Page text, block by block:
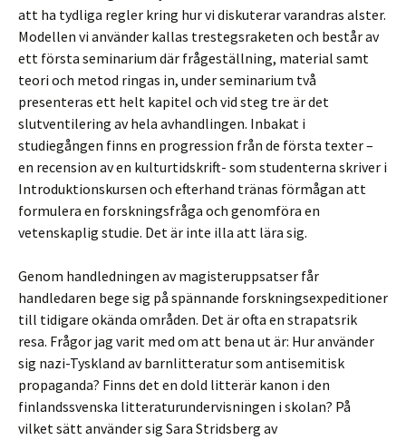
att ha tydliga regler kring hur vi diskuterar varandras alster.
Modellen vi använder kallas trestegsraketen och består av
ett första seminarium där frågeställning, material samt
teori och metod ringas in, under seminarium två
presenteras ett helt kapitel och vid steg tre är det
slutventilering av hela avhandlingen. Inbakat i
studiegången finns en progression från de första texter –
en recension av en kulturtidskrift- som studenterna skriver i
Introduktionskursen och efterhand tränas förmågan att
formulera en forskningsfråga och genomföra en
vetenskaplig studie. Det är inte illa att lära sig.
Genom handledningen av magisteruppsatser får
handledaren bege sig på spännande forskningsexpeditioner
till tidigare okända områden. Det är ofta en strapatsrik
resa. Frågor jag varit med om att bena ut är: Hur använder
sig nazi-Tyskland av barnlitteratur som antisemitisk
propaganda? Finns det en dold litterär kanon i den
finlandssvenska litteraturundervisningen i skolan? På
vilket sätt använder sig Sara Stridsberg av